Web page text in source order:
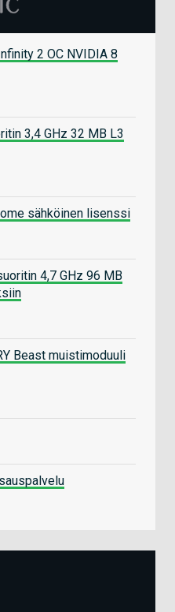
2 OC NVIDIA 8
3,4 GHz 32 MB L3
sähköinen lisenssi
4,7 GHz 96 MB
Beast muistimoduuli